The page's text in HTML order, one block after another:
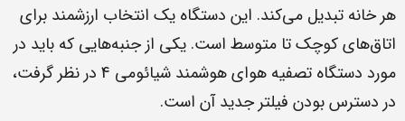
هر خانه تبدیل می‌کند. این دستگاه یک انتخاب ارزشمند برای
اتاق‌های کوچک تا متوسط است. یکی از جنبه‌هایی که باید در
مورد دستگاه تصفیه هوای هوشمند شیائومی 4 در نظر گرفت،
در دسترس بودن فیلتر جدید آن است.